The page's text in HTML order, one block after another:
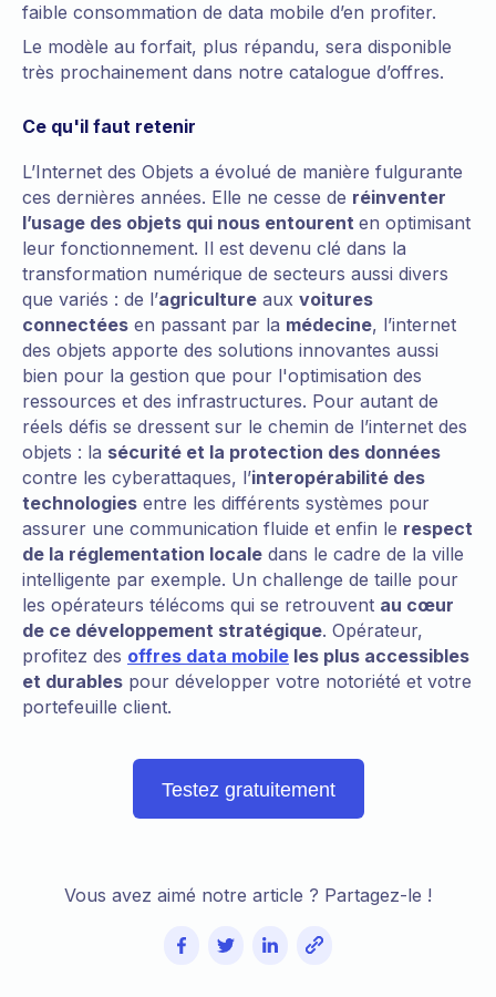
faible consommation de data mobile d’en profiter.
Le modèle au forfait, plus répandu, sera disponible
très prochainement dans notre catalogue d’offres.
Ce qu'il faut retenir
L’Internet des Objets a évolué de manière fulgurante
ces dernières années. Elle ne cesse de réinventer
l’usage des objets qui nous entourent en optimisant
leur fonctionnement. Il est devenu clé dans la
transformation numérique de secteurs aussi divers
que variés : de l’agriculture aux voitures
connectées en passant par la médecine, l’internet
des objets apporte des solutions innovantes aussi
bien pour la gestion que pour l'optimisation des
ressources et des infrastructures. Pour autant de
réels défis se dressent sur le chemin de l’internet des
objets : la sécurité et la protection des données
contre les cyberattaques, l’interopérabilité des
technologies entre les différents systèmes pour
assurer une communication fluide et enfin le respect
de la réglementation locale dans le cadre de la ville
intelligente par exemple. Un challenge de taille pour
les opérateurs télécoms qui se retrouvent au cœur
de ce développement stratégique. Opérateur,
profitez des offres data mobile les plus accessibles
et durables pour développer votre notoriété et votre
portefeuille client.
Testez gratuitement
Vous avez aimé notre article ? Partagez-le !